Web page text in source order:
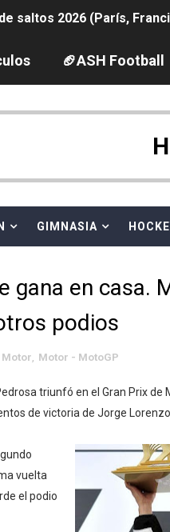
saltos 2026 (París,
2026 - Etapa 6
2026
pentatlón moderno 2026
natación artística 2026
y Tavion Heights ponen
2026 - Week 10
season
Chelsea Green, Chad
MTB 2026
🏈ASH Football
GIMNASIA
gana en casa.
podios
Motor, Motor - MotoGP
triunfó en el Gran Prix de
de victoria de Jorge
vuelta
el podio